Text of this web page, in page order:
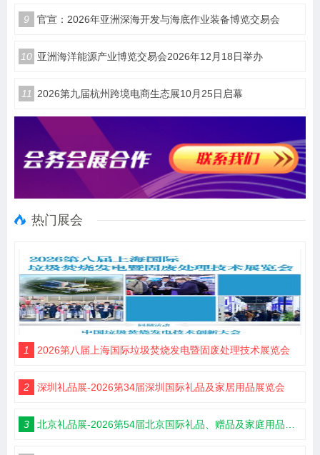
9 官宣：2026年亚洲深海开发与海底作业装备博览交易会
10 亚洲海洋能源产业博览交易会2026年12月18日举办
11 2026第九届杭州跨境电商生态展10月25日启幕
热门展会
1 2026第八届上海国际垃圾焚烧发电暨固废处理技术展览会
2 深圳礼品展-2026第34届深圳国际礼品及家居用品展览会
3 北京礼品展-2026第54届北京国际礼品、赠品及家庭用品展览会